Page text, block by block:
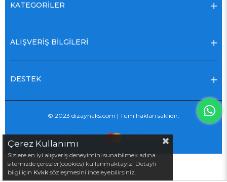
KATEGORİLER
ALIŞVERİŞ BİLGİLERİ
DESTEK
© 2023 dizaynaks.com | Tüm hakları saklıdır.
Çerez Kullanımı
Sizlere en iyi alışveriş deneyimini sunabilmek adına
sitemizde çerezler(cookies) kullanmaktayız. Detaylı
bilgi için Kvkk sözleşmesini inceleyebilirsiniz.